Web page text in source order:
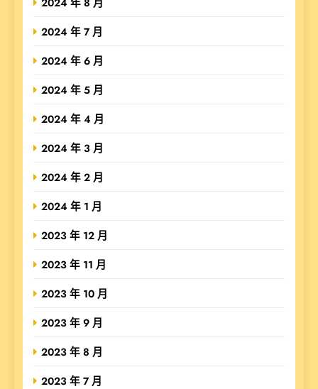
2024 年 7 月
2024 年 6 月
2024 年 5 月
2024 年 4 月
2024 年 3 月
2024 年 2 月
2024 年 1 月
2023 年 12 月
2023 年 11 月
2023 年 10 月
2023 年 9 月
2023 年 8 月
2023 年 7 月